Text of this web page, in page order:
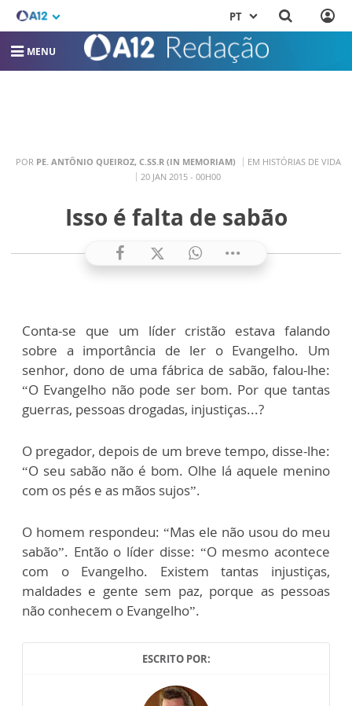
PT
MENU
POR PE. ANTÔNIO QUEIROZ, C.SS.R (IN MEMORIAM)
EM HISTÓRIAS DE VIDA
20 JAN 2015 - 00H00
Isso é falta de sabão
Conta-se que um líder cristão estava falando
sobre a importância de ler o Evangelho. Um
senhor, dono de uma fábrica de sabão, falou-lhe:
“O Evangelho não pode ser bom. Por que tantas
guerras, pessoas drogadas, injustiças...?
O pregador, depois de um breve tempo, disse-lhe:
“O seu sabão não é bom. Olhe lá aquele menino
com os pés e as mãos sujos”.
O homem respondeu: “Mas ele não usou do meu
sabão”. Então o líder disse: “O mesmo acontece
com o Evangelho. Existem tantas injustiças,
maldades e gente sem paz, porque as pessoas
não conhecem o Evangelho”.
ESCRITO POR: